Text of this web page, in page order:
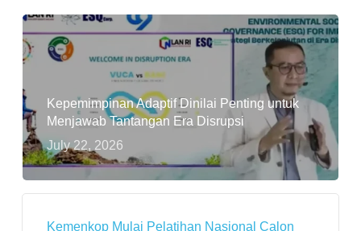
Kepemimpinan Adaptif Dinilai Penting untuk
Menjawab Tantangan Era Disrupsi
July 22, 2026
Kemenkop Mulai Pelatihan Nasional Calon